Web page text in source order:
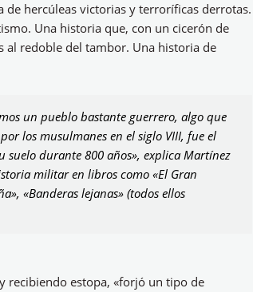
hercúleas victorias y terroríficas derrotas.
Una historia que, con un cicerón de
al redoble del tambor. Una historia de
un pueblo bastante guerrero, algo que
los musulmanes en el siglo VIII, fue el
durante 800 años», explica Martínez
militar en libros como «El Gran
«Banderas lejanas» (todos ellos
recibiendo estopa, «forjó un tipo de